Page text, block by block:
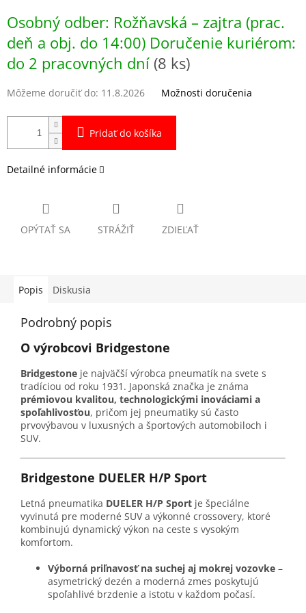
cena:
Osobný odber: Rožňavská – zajtra (prac.
deň a obj. do 14:00) Doručenie kuriérom:
do 2 pracovných dní (8 ks)
Môžeme doručiť do: 11.8.2026 Možnosti doručenia
Pridať do košíka
Detailné informácie
OPÝTAŤ SA STRÁŽIŤ ZDIEĽAŤ
Popis Diskusia
Podrobný popis
O výrobcovi Bridgestone
Bridgestone je najväčší výrobca pneumatík na svete s
tradíciou od roku 1931. Japonská značka je známa
prémiovou kvalitou, technologickými inováciami a
spoľahlivosťou, pričom jej pneumatiky sú často
prvovýbavou v luxusných a športových automobiloch i
SUV.
Bridgestone DUELER H/P Sport
Letná pneumatika DUELER H/P Sport je špeciálne
vyvinutá pre moderné SUV a výkonné crossovery, ktoré
kombinujú dynamický výkon na ceste s vysokým
komfortom.
Výborná priľnavosť na suchej aj mokrej vozovke –
asymetrický dezén a moderná zmes poskytujú
spoľahlivé brzdenie a istotu v každom počasí.